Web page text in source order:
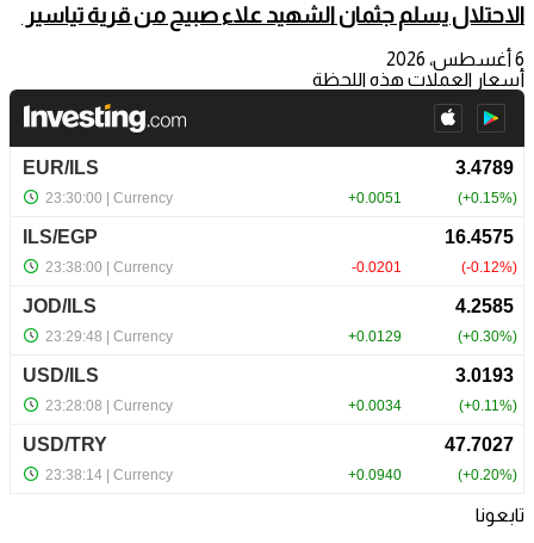
الاحتلال يسلم جثمان الشهيد علاء صبيح من قرية تياسير
6 أغسطس، 2026
أسعار العملات هذه اللحظة
تابعونا